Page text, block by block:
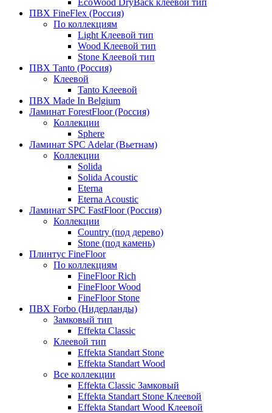
EcoWood DryBack клеевой тип
ПВХ FineFlex (Россия)
По коллекциям
Light Клеевой тип
Wood Клеевой тип
Stone Клеевой тип
ПВХ Tanto (Россия)
Клеевой
Tanto Клеевой
ПВХ Made In Belgium
Ламинат ForestFloor (Россия)
Коллекции
Sphere
Ламинат SPC Adelar (Вьетнам)
Коллекции
Solida
Solida Acoustic
Eterna
Eterna Acoustic
Ламинат SPC FastFloor (Россия)
Коллекции
Country (под дерево)
Stone (под камень)
Плинтус FineFloor
По коллекциям
FineFloor Rich
FineFloor Wood
FineFloor Stone
ПВХ Forbo (Нидерланды)
Замковый тип
Effekta Classic
Клеевой тип
Effekta Standart Stone
Effekta Standart Wood
Все коллекции
Effekta Classic Замковый
Effekta Standart Stone Клеевой
Effekta Standart Wood Клеевой